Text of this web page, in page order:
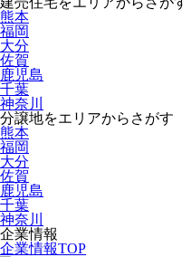
熊本
福岡
大分
佐賀
鹿児島
千葉
神奈川
分譲地をエリアからさがす
熊本
福岡
大分
佐賀
鹿児島
千葉
神奈川
企業情報
企業情報TOP